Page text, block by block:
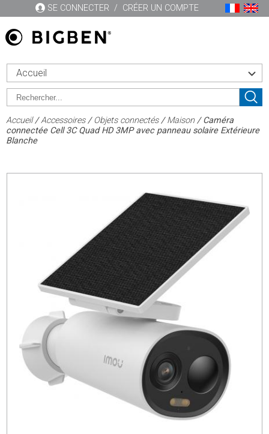
SE CONNECTER / CRÉER UN COMPTE
Accueil
Accueil/Accessoires/Objets connectés/Maison/ Caméra
connectée Cell 3C Quad HD 3MP avec panneau solaire Extérieure
Blanche